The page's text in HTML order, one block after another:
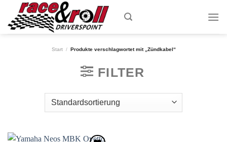
content
Start / Produkte verschlagwortet mit „Zündkabel“
FILTER